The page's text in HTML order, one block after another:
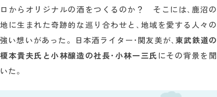
ロからオリジナルの酒をつくるのか？ そこには､鹿沼の
地に生まれた奇跡的な巡り合わせと､地域を愛する人々の
強い想いがあった。日本酒ライター･関友美が､東武鉄道の
榎本貴夫氏と小林醸造の社長･小林一三氏 にその背景を聞
いた。